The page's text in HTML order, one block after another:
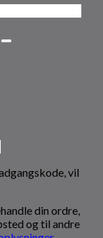
vil
din ordre,
og til andre